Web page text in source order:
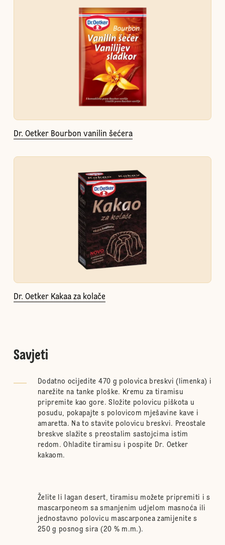
Dr. Oetker Bourbon vanilin šećera
Dr. Oetker Kakaa za kolače
Savjeti
Dodatno ocijedite 470 g polovica breskvi (limenka) i
narežite na tanke ploške. Kremu za tiramisu
pripremite kao gore. Složite polovicu piškota u
posudu, pokapajte s polovicom mješavine kave i
amaretta. Na to stavite polovicu breskvi. Preostale
breskve slažite s preostalim sastojcima istim
redom. Ohladite tiramisu i pospite Dr. Oetker
kakaom.
Želite li lagan desert, tiramisu možete pripremiti i s
mascarponeom sa smanjenim udjelom masnoća ili
jednostavno polovicu mascarponea zamijenite s
250 g posnog sira (20 % m.m.).